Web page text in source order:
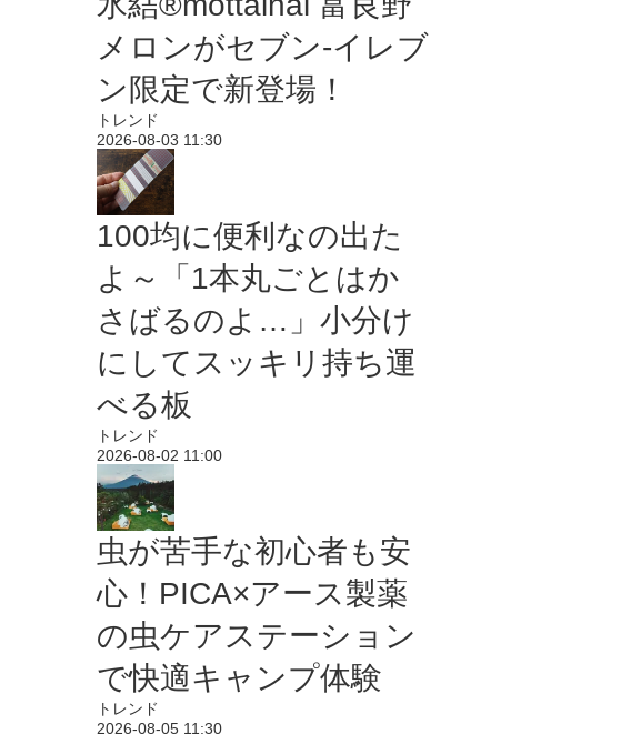
メロンがセブン‐イレブ
ン限定で新登場！
トレンド
2026-08-03 11:30
100均に便利なの出た
よ～「1本丸ごとはか
さばるのよ…」小分け
にしてスッキリ持ち運
べる板
トレンド
2026-08-02 11:00
虫が苦手な初心者も安
心！PICA×アース製薬
の虫ケアステーション
で快適キャンプ体験
トレンド
2026-08-05 11:30